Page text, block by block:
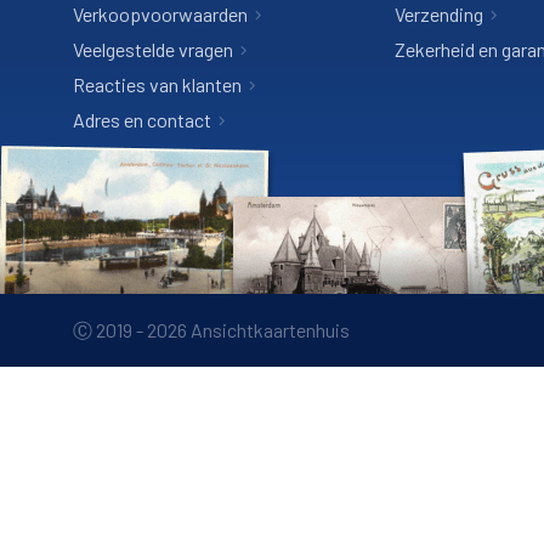
Verkoopvoorwaarden
Veelgestelde vragen
Reacties van klanten
Adres en contact
Verzending
Zekerheid en
Ⓒ 2019 - 2026 Ansichtkaartenhuis